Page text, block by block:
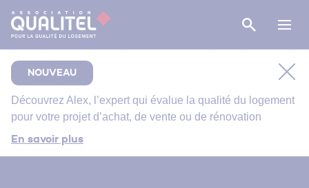
Comment bien suivre le chantier de rénovation de
votre salle de bain ?
NOUVEAU
Découvrez Alex, l’expert qui évalue la qualité du logement
pour votre projet d’achat, de vente ou de rénovation
En savoir plus